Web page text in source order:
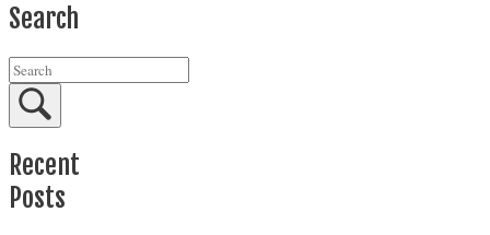
Search
Recent
Posts